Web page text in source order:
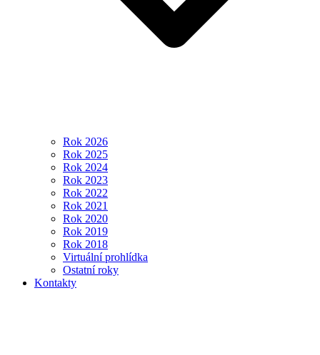
Rok 2026
Rok 2025
Rok 2024
Rok 2023
Rok 2022
Rok 2021
Rok 2020
Rok 2019
Rok 2018
Virtuální prohlídka
Ostatní roky
Kontakty